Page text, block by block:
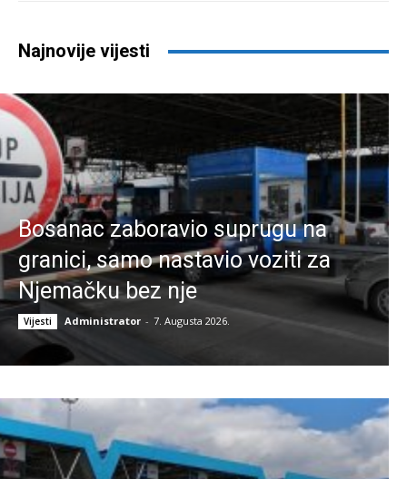
Najnovije vijesti
Bosanac zaboravio suprugu na
granici, samo nastavio voziti za
Njemačku bez nje
Vijesti Administrator - 7. Augusta 2026.